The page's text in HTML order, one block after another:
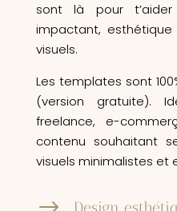
sont là pour
impactant, esthétique
visuels.
Les templates sont
(version gratuite).
freelance, e-
contenu souhaitant
visuels minimalistes et